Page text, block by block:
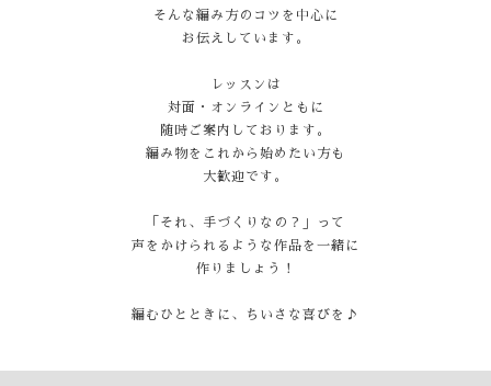
そんな編み方のコツを中心に
お伝えしています。
レッスンは
対面・オンラインともに
随時ご案内しております。
編み物をこれから始めたい方も
大歓迎です。
「それ、手づくりなの？」って
声をかけられるような作品を一緒に
作りましょう！
編むひとときに、ちいさな喜びを♪